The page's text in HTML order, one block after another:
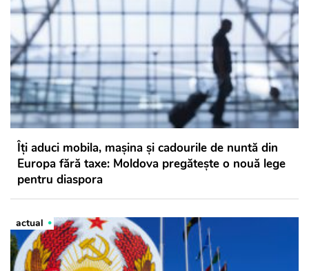
Îți aduci mobila, mașina și cadourile de nuntă din
Europa fără taxe: Moldova pregătește o nouă lege
pentru diaspora
actual